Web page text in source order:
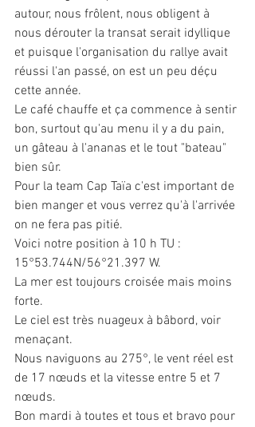
autour, nous frôlent, nous obligent à
nous dérouter la transat serait idyllique
et puisque l'organisation du rallye avait
réussi l'an passé, on est un peu déçu
cette année.
Le café chauffe et ça commence à sentir
bon, surtout qu'au menu il y a du pain,
un gâteau à l'ananas et le tout "bateau"
bien sûr.
Pour la team Cap Taïa c'est important de
bien manger et vous verrez qu'à l'arrivée
on ne fera pas pitié.
Voici notre position à 10 h TU :
15°53.744N/56°21.397 W.
La mer est toujours croisée mais moins
forte.
Le ciel est très nuageux à bâbord, voir
menaçant.
Nous naviguons au 275°, le vent réel est
de 17 nœuds et la vitesse entre 5 et 7
nœuds.
Bon mardi à toutes et tous et bravo pour